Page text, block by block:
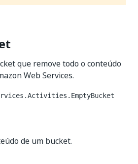
que remove todo o conteúdo
Web Services.
de um bucket.